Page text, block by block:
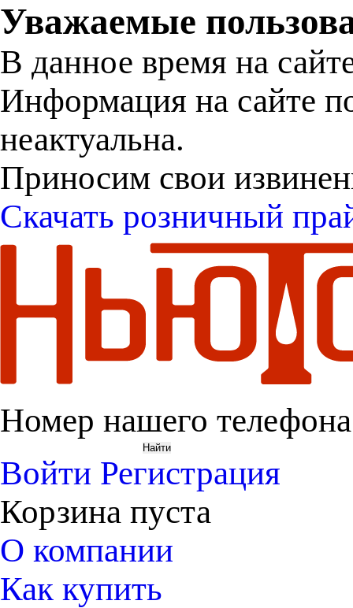
Уважаемые
В данное время на
Информация на сайте
неактуальна.
Приносим свои
Скачать розничный
Номер нашего
Войти Регистрация
Корзина пуста
О компании
Как купить